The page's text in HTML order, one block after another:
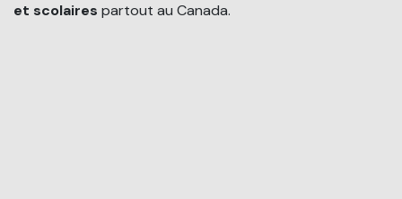
et scolaires partout au Canada.